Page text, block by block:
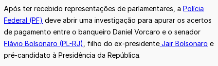
Após ter recebido representações de parlamentares, a Polícia
Federal (PF) deve abrir uma investigação para apurar os acertos
de pagamento entre o banqueiro Daniel Vorcaro e o senador
Flávio Bolsonaro (PL-RJ)
, filho do ex-presidente Jair Bolsonaro e
pré-candidato à Presidência da República.